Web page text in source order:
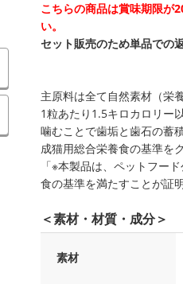
こちらの商品は賞味期限が
い。
セット販売のため単品での
主原料は全て自然素材（栄
1粒あたり1.5キロカロリー
噛むことで歯垢と歯石の蓄
成猫用総合栄養食の基準を
「※本製品は、ペットフー
食の基準を満たすことが証
＜素材・材質・成分＞
素材